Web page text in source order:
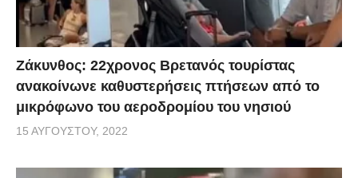
Ζάκυνθος: 22χρονος Βρετανός τουρίστας
ανακοίνωνε καθυστερήσεις πτήσεων από το
μικρόφωνο του αεροδρομίου του νησιού
15 ΑΥΓΟΎΣΤΟΥ, 2022